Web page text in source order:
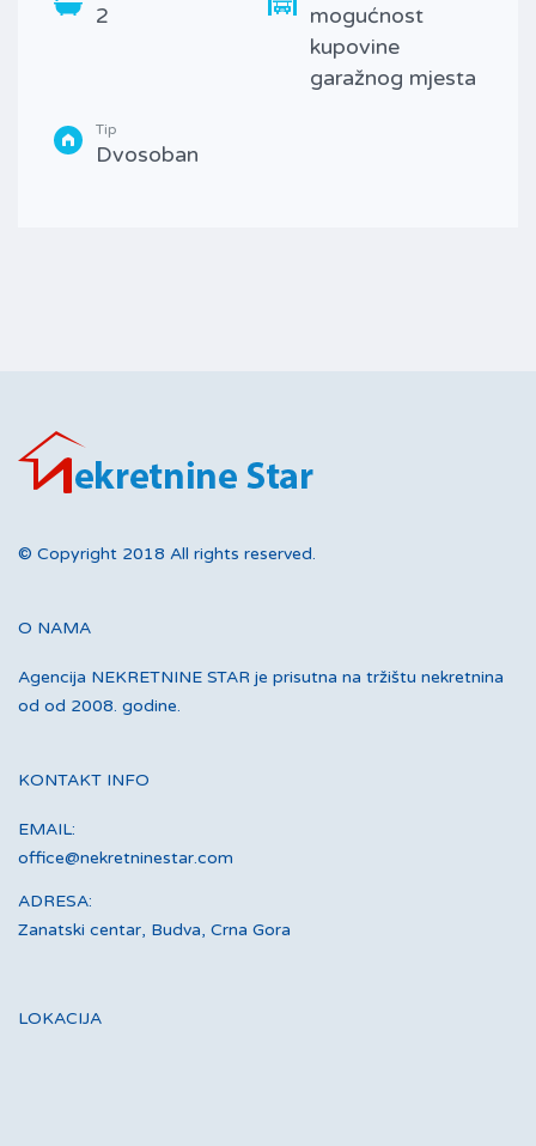
2
mogućnost
kupovine
garažnog mjesta
Tip
Dvosoban
© Copyright 2018 All rights reserved.
O NAMA
Agencija NEKRETNINE STAR je prisutna na tržištu nekretnina
od od 2008. godine.
KONTAKT INFO
EMAIL:
office@nekretninestar.com
ADRESA:
Zanatski centar, Budva, Crna Gora
LOKACIJA